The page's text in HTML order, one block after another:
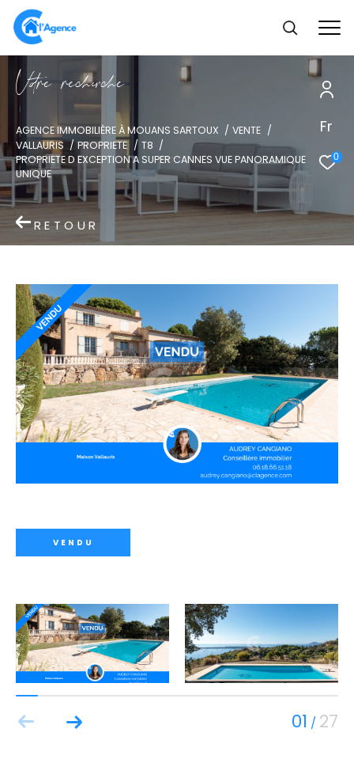
Fr
0
Vore recece
AGENCE IMMOBILIÈRE À MOUANS SARTOUX
VENTE
VALLAURIS
PROPRIETE
T8
PROPRIETE D EXCEPTION A SUPER CANNES VUE PANORAMIQUE
UNIQUE
RETOUR
VENDU
01 / 27